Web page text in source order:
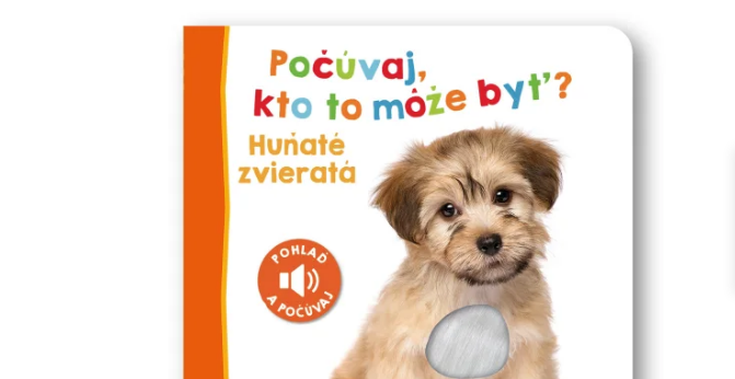
Aktivity / Samolepky
Rozprávky a príbehy